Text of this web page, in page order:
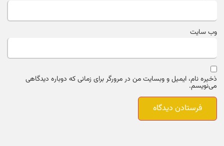
وب‌ سایت
ذخیره نام، ایمیل و وبسایت من در مرورگر برای زمانی که دوباره دیدگاهی
می‌نویسم.